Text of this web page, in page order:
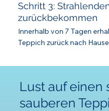
Schritt 3:
zurückbekommen
Innerhalb von 7 Tagen
Teppich zurück nach
Lust auf einen
sauberen